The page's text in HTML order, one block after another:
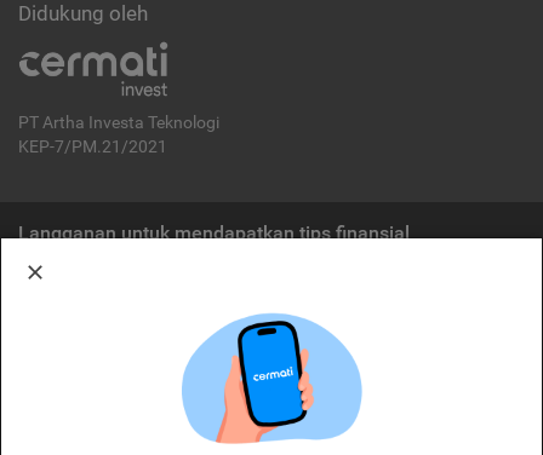
Didukung oleh
PT Artha Investa Teknologi
KEP-7/PM.21/2021
Langganan untuk mendapatkan tips finansial
Cermati merupakan penyelenggara agregasi jasa keuangan yang terdaftar di
OJK. Oleh karena itu, produk dan/atau layanan jasa keuangan yang
ditawarkan bukan merupakan produk dan/atau layanan jasa keuangan yang
diterbitkan oleh Cermati dan Cermati tidak bertanggung jawab atas tuntutan